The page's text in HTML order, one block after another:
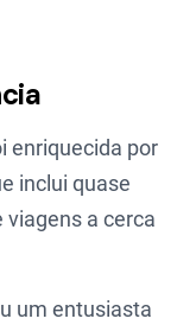
enriquecida por
inclui quase
viagens a cerca
um entusiasta